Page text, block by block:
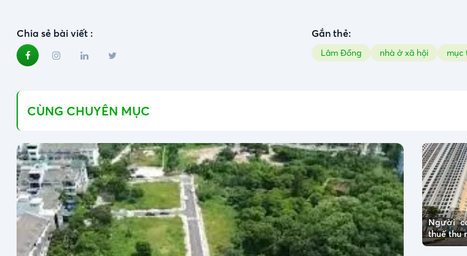
Chia sẻ bài viết : Gắn thẻ:
Lâm Đồng nhà ở xã hội mục
CÙNG CHUYÊN MỤC
Người
thuế thu